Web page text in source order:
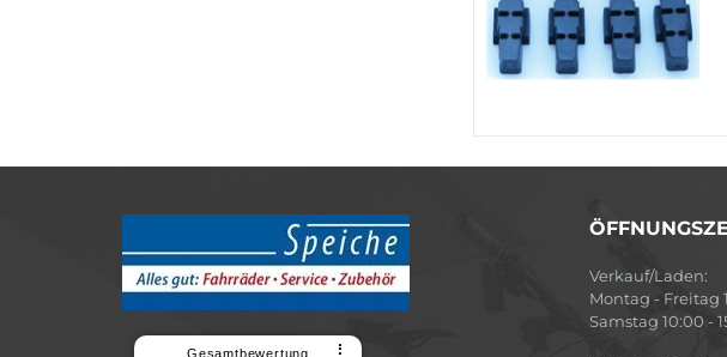
Gesamtbewertung ⠇
Verkauf/Laden:
Montag - Freitag
Samstag 10:00 -